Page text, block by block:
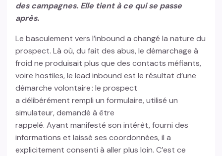
des campagnes. Elle tient à ce qui se passe
après.
Le basculement vers l’inbound a changé la nature du
prospect. Là où, du fait des abus, le démarchage à
froid ne produisait plus que des contacts méfiants,
voire hostiles, le lead inbound est le résultat d’une
démarche volontaire : le prospect
a délibérément rempli un formulaire, utilisé un
simulateur, demandé à être
rappelé. Ayant manifesté son intérêt, fourni des
informations et laissé ses coordonnées, il a
explicitement consenti à aller plus loin. C’est ce